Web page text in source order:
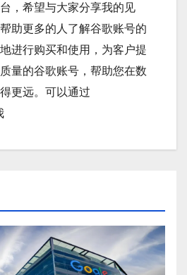
，希望与大家分享我的见
助更多的人了解谷歌账号的
进行购买和使用，为客户提
量的谷歌账号，帮助您在数
更远。可以通过